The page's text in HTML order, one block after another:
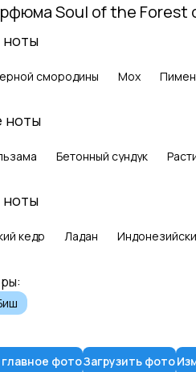
Soul of the Forest
ноты
смородины Мох
ноты
Бетонный сундук
ноты
кедр Ладан
главное фотоЗагрузить фото